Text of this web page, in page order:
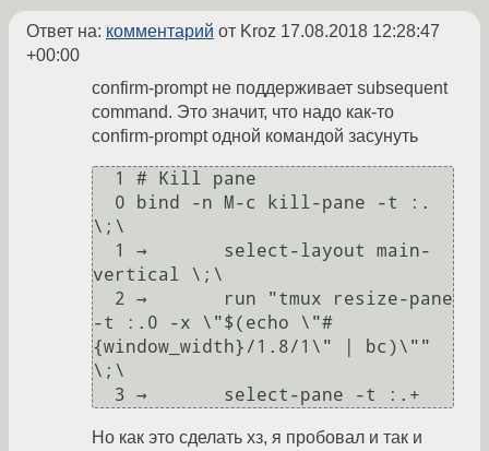
Ответ на: комментарий от Kroz 17.08.2018 12:28:47
+00:00
confirm-prompt не поддерживает subsequent
command. Это значит, что надо как-то
confirm-prompt одной командой засунуть
\;\
vertical \;\
-t :.0 -x \"$(echo \"#
{window_width}/1.8/1\" | bc)\""
\;\
Но как это сделать хз, я пробовал и так и